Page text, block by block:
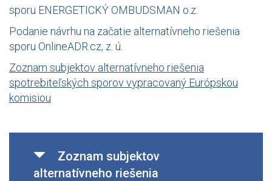
sporu ENERGETICKÝ OMBUDSMAN o.z.
Podanie návrhu na začatie alternatívneho riešenia
sporu OnlineADR.cz, z. ú.
Zoznam subjektov alternatívneho riešenia
spotrebiteľských sporov vypracovaný Európskou
komisiou
Zoznam subjektov
alternatívneho riešenia